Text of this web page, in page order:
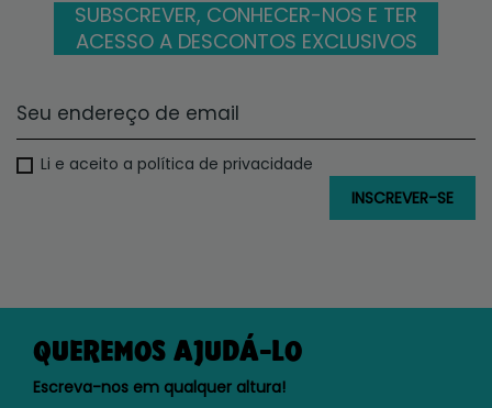
SUBSCREVER, CONHECER-NOS E TER
ACESSO A DESCONTOS EXCLUSIVOS
Li e aceito a política de privacidade
QUEREMOS AJUDÁ-LO
Escreva-nos em qualquer altura!